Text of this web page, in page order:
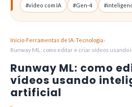
#video com IA #Gen-4
Início›Ferramentas de IA›Tecnologia›
Runway ML: como editar e criar vídeos
Runway ML: como
vídeos usando
artificial